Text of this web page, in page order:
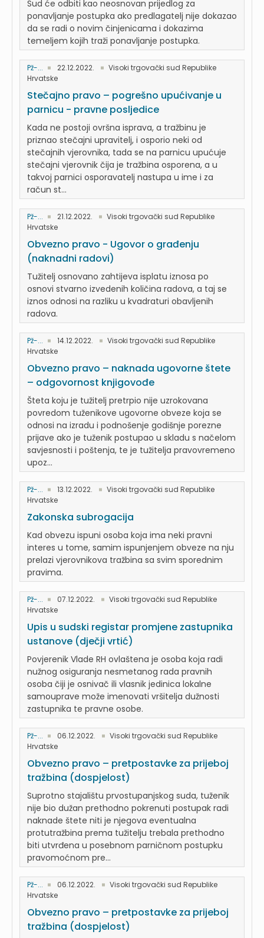
Sud će odbiti kao neosnovan prijedlog za
ponavljanje postupka ako predlagatelj nije dokazao
da se radi o novim činjenicama i dokazima
temeljem kojih traži ponavljanje postupka.
Pž-... 22.12.2022.
Visoki trgovački sud Republike
Hrvatske
Stečajno pravo – pogrešno upućivanje u
parnicu - pravne posljedice
Kada ne postoji ovršna isprava, a tražbinu je
priznao stečajni upravitelj, i osporio neki od
stečajnih vjerovnika, tada se na parnicu upućuje
stečajni vjerovnik čija je tražbina osporena, a u
takvoj parnici osporavatelj nastupa u ime i za
račun st...
Pž-... 21.12.2022.
Visoki trgovački sud Republike
Hrvatske
Obvezno pravo - Ugovor o građenju
(naknadni radovi)
Tužitelj osnovano zahtijeva isplatu iznosa po
osnovi stvarno izvedenih količina radova, a taj se
iznos odnosi na razliku u kvadraturi obavljenih
radova.
Pž-... 14.12.2022.
Visoki trgovački sud Republike
Hrvatske
Obvezno pravo – naknada ugovorne štete
– odgovornost knjigovođe
Šteta koju je tužitelj pretrpio nije uzrokovana
povredom tuženikove ugovorne obveze koja se
odnosi na izradu i podnošenje godišnje porezne
prijave ako je tuženik postupao u skladu s načelom
savjesnosti i poštenja, te je tužitelja pravovremeno
upoz...
Pž-... 13.12.2022.
Visoki trgovački sud Republike
Hrvatske
Zakonska subrogacija
Kad obvezu ispuni osoba koja ima neki pravni
interes u tome, samim ispunjenjem obveze na nju
prelazi vjerovnikova tražbina sa svim sporednim
pravima.
Pž-... 07.12.2022.
Visoki trgovački sud Republike
Hrvatske
Upis u sudski registar promjene zastupnika
ustanove (dječji vrtić)
Povjerenik Vlade RH ovlaštena je osoba koja radi
nužnog osiguranja nesmetanog rada pravnih
osoba čiji je osnivač ili vlasnik jedinica lokalne
samouprave može imenovati vršitelja dužnosti
zastupnika te pravne osobe.
Pž-... 06.12.2022.
Visoki trgovački sud Republike
Hrvatske
Obvezno pravo – pretpostavke za prijeboj
tražbina (dospjelost)
Suprotno stajalištu prvostupanjskog suda, tuženik
nije bio dužan prethodno pokrenuti postupak radi
naknade štete niti je njegova eventualna
protutražbina prema tužitelju trebala prethodno
biti utvrđena u posebnom parničnom postupku
pravomoćnom pre...
Pž-... 06.12.2022.
Visoki trgovački sud Republike
Hrvatske
Obvezno pravo – pretpostavke za prijeboj
tražbina (dospjelost)